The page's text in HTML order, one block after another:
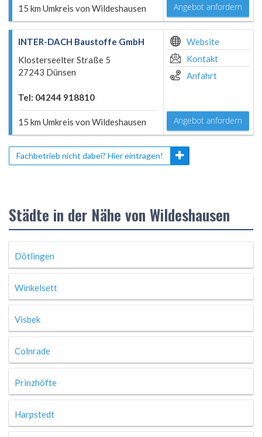
15 km Umkreis von Wildeshausen Angebot anfordern
INTER-DACH Baustoffe GmbH
Klosterseelter Straße 5
27243 Dünsen
Tel: 04244 918810
15 km Umkreis von Wildeshausen
Website
Kontakt
Anfahrt
Angebot anfordern
Fachbetrieb nicht dabei? Hier eintragen!
Städte in der Nähe von Wildeshausen
Dötlingen
Winkelsett
Visbek
Colnrade
Prinzhöfte
Harpstedt